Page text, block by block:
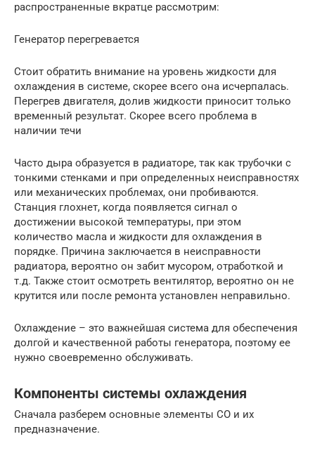
распространенные вкратце рассмотрим:
Генератор перегревается
Стоит обратить внимание на уровень жидкости для
охлаждения в системе, скорее всего она исчерпалась.
Перегрев двигателя, долив жидкости приносит только
временный результат. Скорее всего проблема в
наличии течи
Часто дыра образуется в радиаторе, так как трубочки с
тонкими стенками и при определенных неисправностях
или механических проблемах, они пробиваются.
Станция глохнет, когда появляется сигнал о
достижении высокой температуры, при этом
количество масла и жидкости для охлаждения в
порядке. Причина заключается в неисправности
радиатора, вероятно он забит мусором, отработкой и
т.д. Также стоит осмотреть вентилятор, вероятно он не
крутится или после ремонта установлен неправильно.
Охлаждение – это важнейшая система для обеспечения
долгой и качественной работы генератора, поэтому ее
нужно своевременно обслуживать.
Компоненты системы охлаждения
Сначала разберем основные элементы СО и их
предназначение.